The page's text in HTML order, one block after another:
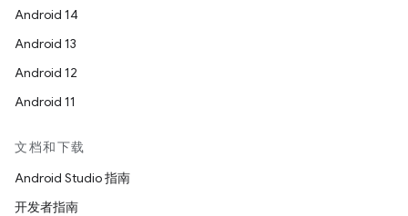
Android 14
Android 13
Android 12
Android 11
文档和下载
Android Studio 指南
开发者指南